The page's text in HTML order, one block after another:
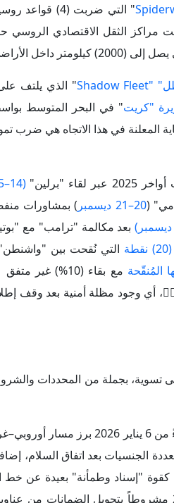
لقاء "برلين"
( 20–21 ديسمبر
) بمشاورات
بعد مكالمة "ترامب" مع
مع بقاء (10%)
أي وجود مظلة أمنية بعد وقف
تسوية، بجملة من المحددات
أكثر تنظيماً عبر
مبدأ نشر قوة متعددة الجنسيات بعد اتفاق
كقوة "إسناد وطمأنة" بعيدة عن خط
رغم الدفع
التي أعلنت استعدادها
المسار السياسي ما زال محكوماً
تتوقف قابلية أي